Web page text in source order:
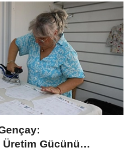
Üretim Gücünü